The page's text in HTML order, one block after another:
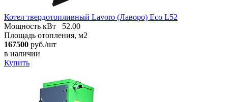
Котел твердотопливный Lavoro (Лаворо) Eco L52
Мощность кВт
52.00
Площадь отопления, м2
167500 руб./шт
в наличии
Купить